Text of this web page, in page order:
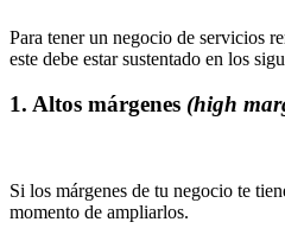
Para tener un negocio de servicios
este debe estar sustentado en los
1. Altos márgenes (high
Si los márgenes de tu negocio te
momento de ampliarlos.